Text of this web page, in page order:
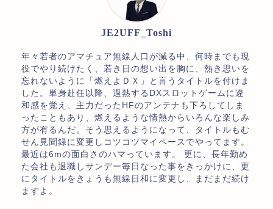
JE2UFF_Toshi
年々若者のアマチュア無線人口が減る中、何時までも現
役でやり続けたく、若き日の想い出を胸に、熱き思いを
忘れないように「燃えよＤＸ」と言うタイトルを付けま
した。単身赴任以降、過熱するDXスロットゲームに違
和感を覚え、主力だったHFのアンテナも下ろしてしま
ったこともあり、燃えるような情熱からいろんな楽しみ
方が有るんだ。そう思えるようになって、タイトルもむ
せん見聞録に変更しコツコツマイペースでやってます。
最近は6mの面白さのハマっています。 更に、長年勤め
た会社も退職しサンデー毎日なった事をきっかけに、更
にタイトルをきょうも無線日和に変更し、まだまだ続け
ますよ。